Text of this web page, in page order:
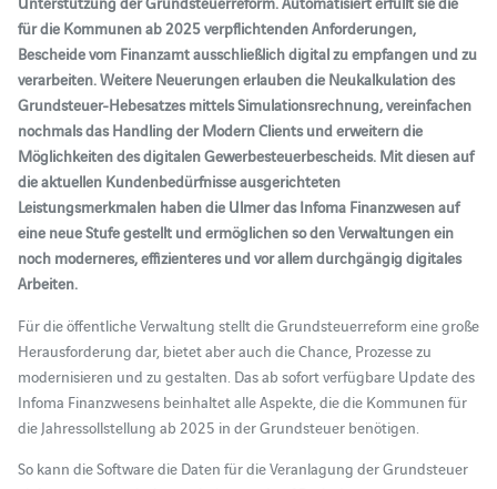
für die Kommunen ab 2025 verpflichtenden Anforderungen,
Bescheide vom Finanzamt ausschließlich digital zu empfangen und zu
verarbeiten. Weitere Neuerungen erlauben die Neukalkulation des
Grundsteuer-Hebesatzes mittels Simulationsrechnung, vereinfachen
nochmals das Handling der Modern Clients und erweitern die
Möglichkeiten des digitalen Gewerbesteuerbescheids. Mit diesen auf
die aktuellen Kundenbedürfnisse ausgerichteten
Leistungsmerkmalen haben die Ulmer das Infoma Finanzwesen auf
eine neue Stufe gestellt und ermöglichen so den Verwaltungen ein
noch moderneres, effizienteres und vor allem durchgängig digitales
Arbeiten.
Für die öffentliche Verwaltung stellt die Grundsteuerreform eine große
Herausforderung dar, bietet aber auch die Chance, Prozesse zu
modernisieren und zu gestalten. Das ab sofort verfügbare Update des
Infoma Finanzwesens beinhaltet alle Aspekte, die die Kommunen für
die Jahressollstellung ab 2025 in der Grundsteuer benötigen.
So kann die Software die Daten für die Veranlagung der Grundsteuer